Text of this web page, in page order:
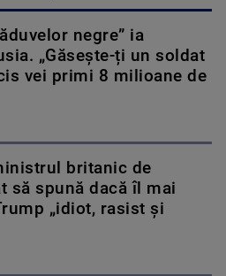
negre” ia
„Găsește-ți un soldat
vei primi 8 milioane de
britanic de
să spună dacă îl mai
„idiot, rasist și